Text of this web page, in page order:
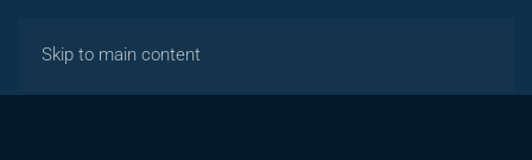
Skip to main content